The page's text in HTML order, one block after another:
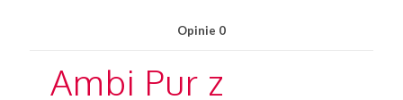
Opinie 0
Ambi Pur z